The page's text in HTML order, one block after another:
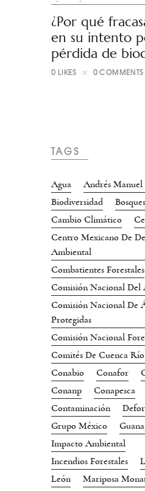
¿Por qué
en su intento
pérdida de
0 LIKES 0 COMMENTS
TAGS
Agua
Andrés
Biodiversidad
Bosques
Cambio Climático
Centro Mexicano De
Ambiental
Combatientes Forestales
Comisión Nacional Del
Comisión Nacional De
Protegidas
Comisión Nacional
Comités De Cuenca
Conabio
Conafor
Conanp
Conapesca
Contaminación
Grupo México
Impacto Ambiental
Incendios Forestales
León
Mariposa